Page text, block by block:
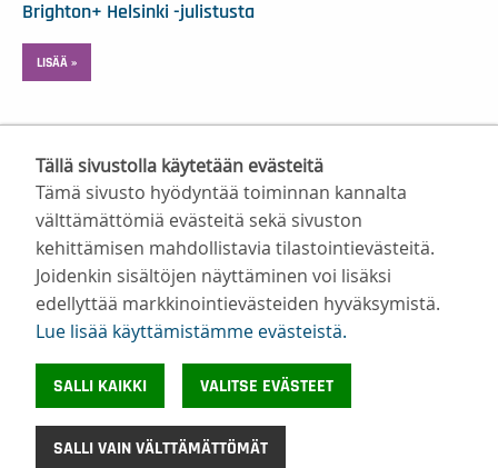
Tällä sivustolla käytetään evästeitä
Tämä sivusto hyödyntää toiminnan kannalta
välttämättömiä evästeitä sekä sivuston
kehittämisen mahdollistavia tilastointievästeitä.
Joidenkin sisältöjen näyttäminen voi lisäksi
edellyttää markkinointievästeiden hyväksymistä.
Lue lisää käyttämistämme evästeistä.​​​​​​
SALLI KAIKKI
SALLI VAIN VÄLTTÄMÄTTÖMÄT
VALITSE EVÄSTEET
Brighton+ Helsinki -julistusta
LISÄÄ »
Suomen Valmentajat ry
Valimotie 10, 00380 Helsinki
toimisto@suomenvalmentajat.fi
Kaikki yhteystiedot
Tietosuoja
Evästeiden käyttö
©Suomen Valmentajat 2026